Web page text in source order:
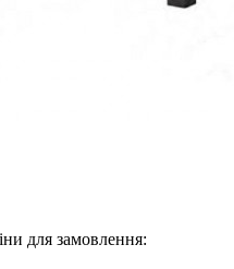
для замовлення: